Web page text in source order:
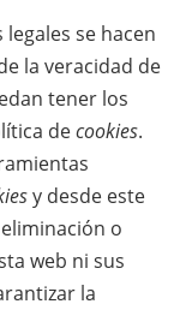
se hacen
la veracidad de
tener los
decookies.
y desde este
o
web ni sus
la